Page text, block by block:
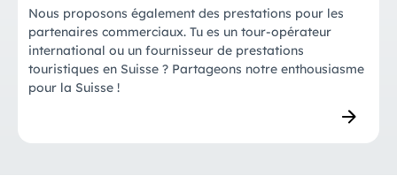
Nous proposons également des prestations pour les
partenaires commerciaux. Tu es un tour-opérateur
international ou un fournisseur de prestations
touristiques en Suisse ? Partageons notre enthousiasme
pour la Suisse !